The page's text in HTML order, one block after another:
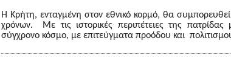
Η Κρήτη, ενταγμένη στον εθνικό κορμό, θα
χρόνων. Με τις ιστορικές περιπέτειες της
σύγχρονο κόσμο, με επιτεύγματα προόδου και